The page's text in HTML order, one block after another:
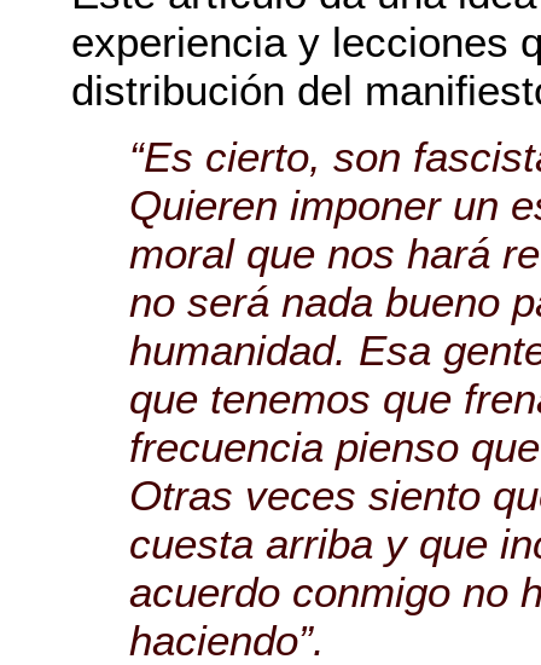
experiencia y lecciones
distribución del
“Es cierto, son
Quieren imponer un
moral que nos hará
no será nada bueno
humanidad. Esa
que tenemos que
frecuencia pienso
Otras veces siento
cuesta arriba y que
acuerdo conmigo no
haciendo”.